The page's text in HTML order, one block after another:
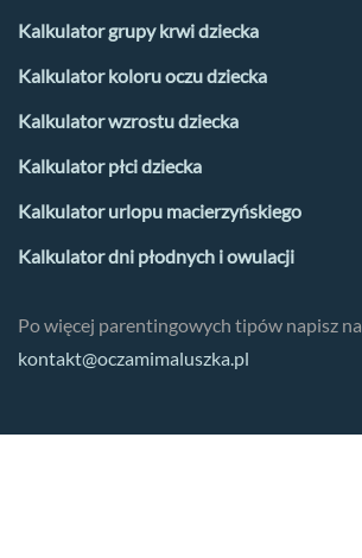
Kalkulator grupy krwi dziecka
Kalkulator koloru oczu dziecka
Kalkulator wzrostu dziecka
Kalkulator płci dziecka
Kalkulator urlopu macierzyńskiego
Kalkulator dni płodnych i owulacji
Po więcej parentingowych tipów napisz na
kontakt@oczamimaluszka.pl